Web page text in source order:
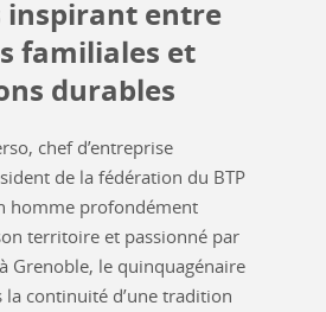
inspirant entre
familiales et
durables
chef d’entreprise
de la fédération du BTP
homme profondément
territoire et passionné par
Grenoble, le quinquagénaire
la continuité d’une tradition